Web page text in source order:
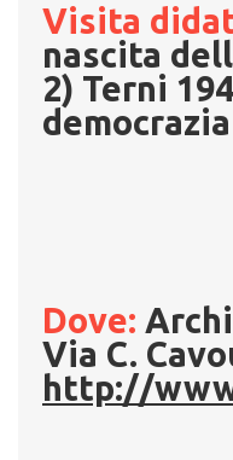
Visita
nascita
2) Terni
democrazia
Dove:
Via C.
http://